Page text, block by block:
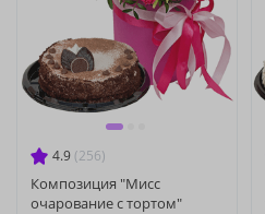
4.9 (256)
Композиция "Мисс
очарование с тортом"